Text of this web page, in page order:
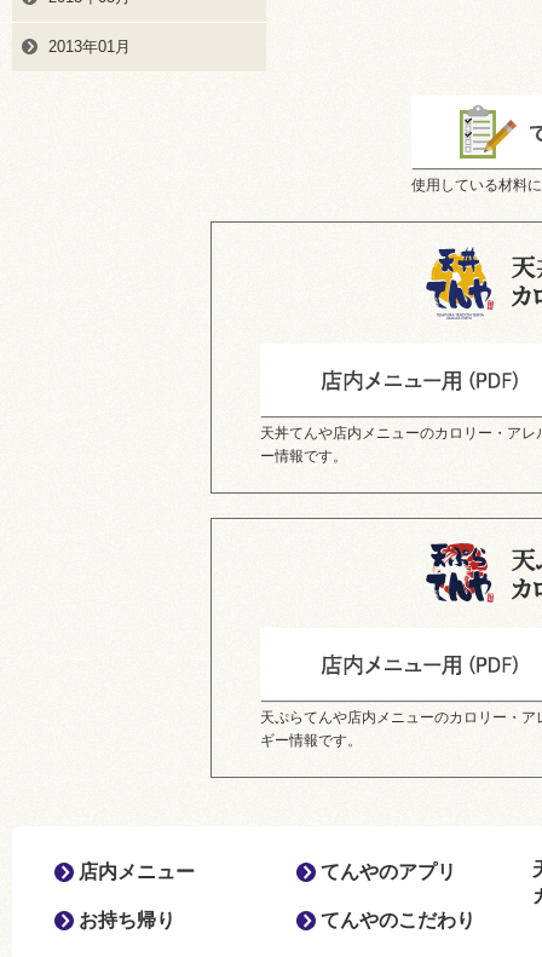
2013年01月
使用している材料
天丼てんや店内メニューのカロリー・アレ
ー情報です。
天ぷらてんや店内メニューのカロリー・ア
ギー情報です。
店内メニュー
お持ち帰り
てんやのアプリ
てんやのこだわり